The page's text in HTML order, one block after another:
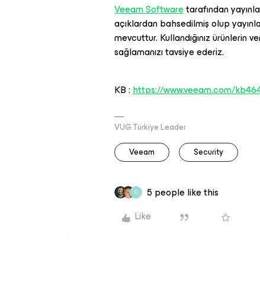
Veeam Softwaretarafından
açıklardan bahsedilmiş olup
mevcuttur. Kullandığınız ürünlerin
sağlamanızı tavsiye ederiz.
KB :https://www.veeam.com/
VUG Türkiye Leader
Veeam
Security
O
5 people like this
Like